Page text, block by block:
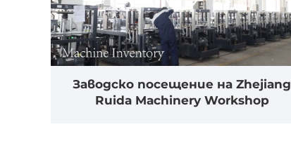
Заводско посещение на Zhejiang
Ruida Machinery Workshop